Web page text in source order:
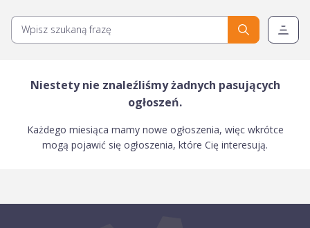
Niestety nie znaleźliśmy żadnych pasujących
ogłoszeń.
Każdego miesiąca mamy nowe ogłoszenia, więc wkrótce
mogą pojawić się ogłoszenia, które Cię interesują.